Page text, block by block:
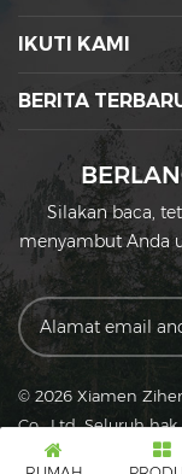
IKUTI KAMI
BERITA
Silakan baca,
menyambut Anda
© 2026 Xiamen
Co., Ltd. Seluruh
IPv6
Jaringan IPv6